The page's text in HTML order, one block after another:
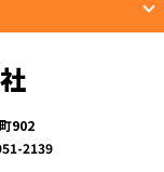
902
2139